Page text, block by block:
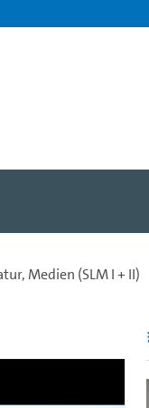
Medien (SLM I + II)